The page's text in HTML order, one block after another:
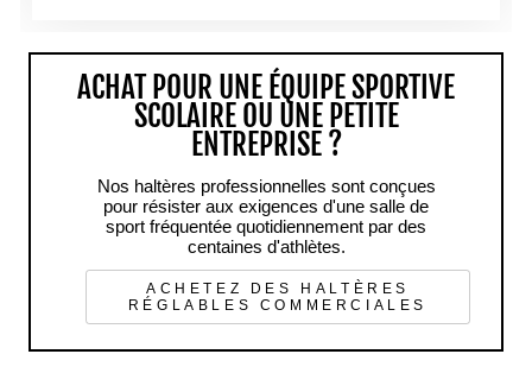
ACHAT POUR UNE ÉQUIPE SPORTIVE
SCOLAIRE OU UNE PETITE
ENTREPRISE ?
Nos haltères professionnelles sont conçues
pour résister aux exigences d'une salle de
sport fréquentée quotidiennement par des
centaines d'athlètes.
ACHETEZ DES HALTÈRES
RÉGLABLES COMMERCIALES